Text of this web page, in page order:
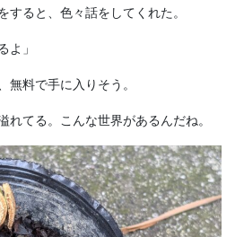
すると、色々話をしてくれた。
よ」
無料で手に入りそう。
れてる。こんな世界があるんだね。